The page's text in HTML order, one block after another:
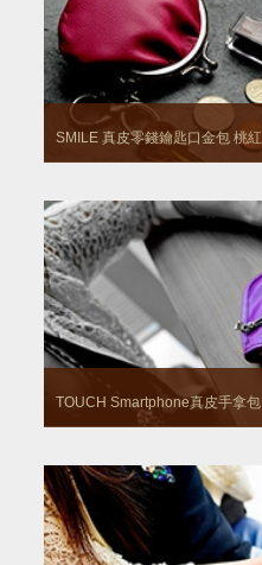
SMILE 真皮零錢鑰匙口金包 桃紅
TOUCH Smartphone真皮手拿包